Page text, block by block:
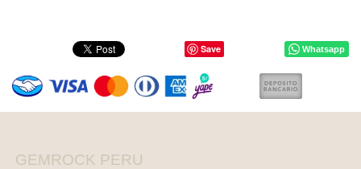
Save Whatsapp
GEMROCK PERU